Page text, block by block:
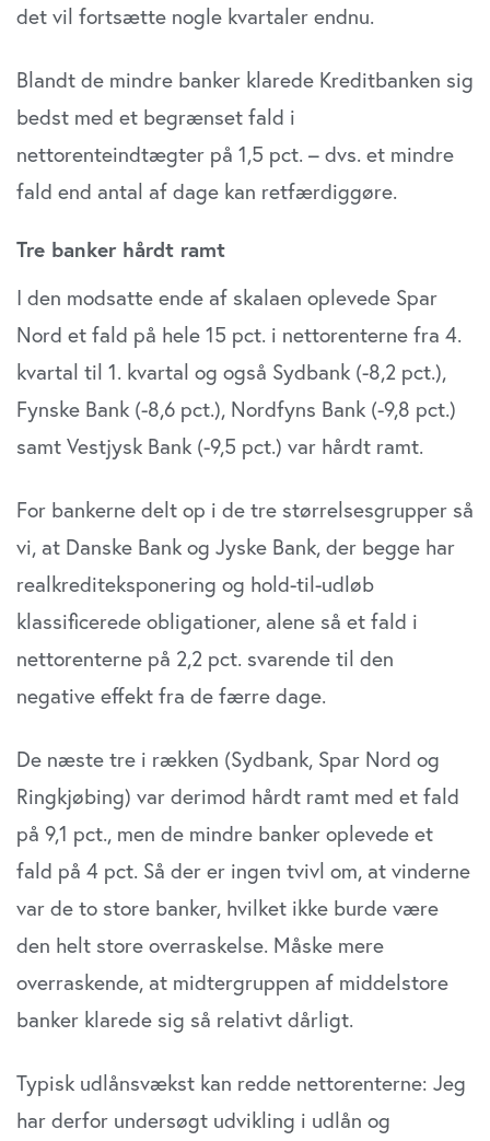
det vil fortsætte nogle kvartaler endnu.
Blandt de mindre banker klarede Kreditbanken sig
bedst med et begrænset fald i
nettorenteindtægter på 1,5 pct. – dvs. et mindre
fald end antal af dage kan retfærdiggøre.
Tre banker hårdt ramt
I den modsatte ende af skalaen oplevede Spar
Nord et fald på hele 15 pct. i nettorenterne fra 4.
kvartal til 1. kvartal og også Sydbank (-8,2 pct.),
Fynske Bank (-8,6 pct.), Nordfyns Bank (-9,8 pct.)
samt Vestjysk Bank (-9,5 pct.) var hårdt ramt.
For bankerne delt op i de tre størrelsesgrupper så
vi, at Danske Bank og Jyske Bank, der begge har
realkrediteksponering og hold-til-udløb
klassificerede obligationer, alene så et fald i
nettorenterne på 2,2 pct. svarende til den
negative effekt fra de færre dage.
De næste tre i rækken (Sydbank, Spar Nord og
Ringkjøbing) var derimod hårdt ramt med et fald
på 9,1 pct., men de mindre banker oplevede et
fald på 4 pct. Så der er ingen tvivl om, at vinderne
var de to store banker, hvilket ikke burde være
den helt store overraskelse. Måske mere
overraskende, at midtergruppen af middelstore
banker klarede sig så relativt dårligt.
Typisk udlånsvækst kan redde nettorenterne: Jeg
har derfor undersøgt udvikling i udlån og